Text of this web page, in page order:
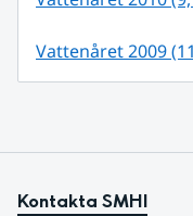
Vattenåret 2009
Kontakta SMHI